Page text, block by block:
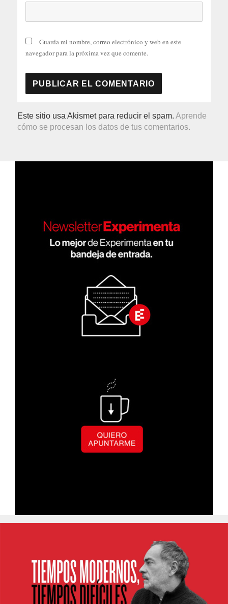
Guarda mi nombre, correo electrónico y web en este
navegador para la próxima vez que comente.
Este sitio usa Akismet para reducir el spam.Aprende
cómo se procesan los datos de tus comentarios.